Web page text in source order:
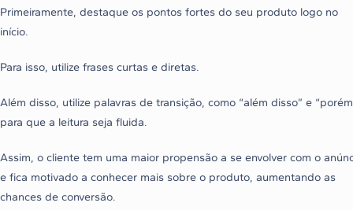
Primeiramente, destaque os pontos fortes do seu produto logo no
início.
Para isso, utilize frases curtas e diretas.
Além disso, utilize palavras de transição, como “além disso” e
para que a leitura seja fluida.
Assim, o cliente tem uma maior propensão a se envolver com o
e fica motivado a conhecer mais sobre o produto, aumentando as
chances de conversão.